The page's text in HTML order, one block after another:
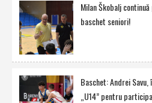
Milan Škobalj
baschet seniori!
Baschet: Andrei
„U14” pentru